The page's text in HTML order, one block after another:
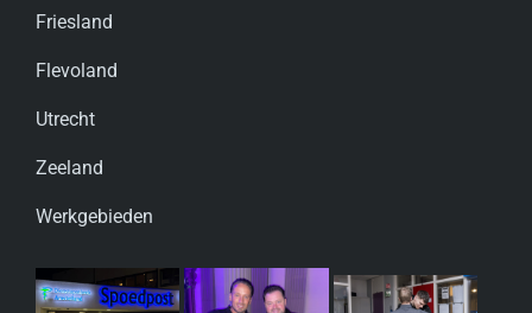
Friesland
Flevoland
Utrecht
Zeeland
Werkgebieden